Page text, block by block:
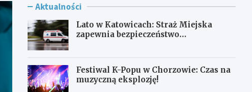
Aktualności
Lato w Katowicach: Straż Miejska
zapewnia bezpieczeństwo
Festiwal K-Popu w Chorzowie: Czas na
muzyczną eksplozję!